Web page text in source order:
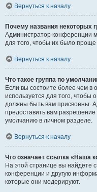
Вернуться к началу
Почему названия некоторых
Администратор конференции
для того, чтобы их было проще
Вернуться к началу
Что такое группа по
Если вы состоите более чем в
используется для того, чтобы
должны быть вам присвоены.
предоставить вам
умолчанию в личном разделе.
Вернуться к началу
Что означает ссылка «Наша
На этой странице вы найдёте
конференции и другую
которые они модерируют.